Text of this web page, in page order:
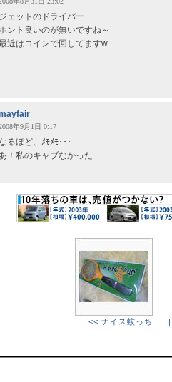
ジェットのドライバー
ント良いのが無いですね～
近はコインで回してますw
年9月1日 0:17
なるほど、ﾒﾓﾒﾓ･･･
！私のキャブなかった･･･
<< ナイス蚊っち